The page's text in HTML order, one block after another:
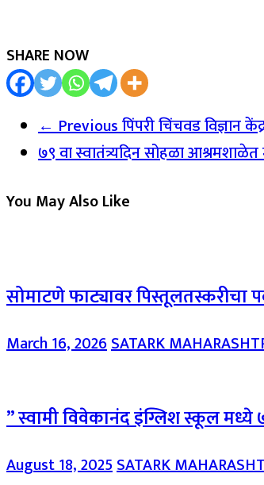
SHARE NOW
← Previousपिंपरी चिंचवड विज्ञान
७९ वा स्वातंत्र्यदिन सोहळा
You May Also Like
सोमाटणे फाट्यावर पिस्तूलतस्करीचा
March 16, 2026SATARK
” स्वामी विवेकानंद इंग्लिश स्कूल मध्ये
August 18, 2025SATARK